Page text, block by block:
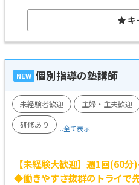
キ
NEW 個別指導の塾講師
未経験者歓迎 主婦・主夫歓迎
研修あり
...全て表示
【未経験大歓迎】週1回(60
◆働きやすさ抜群のトライで